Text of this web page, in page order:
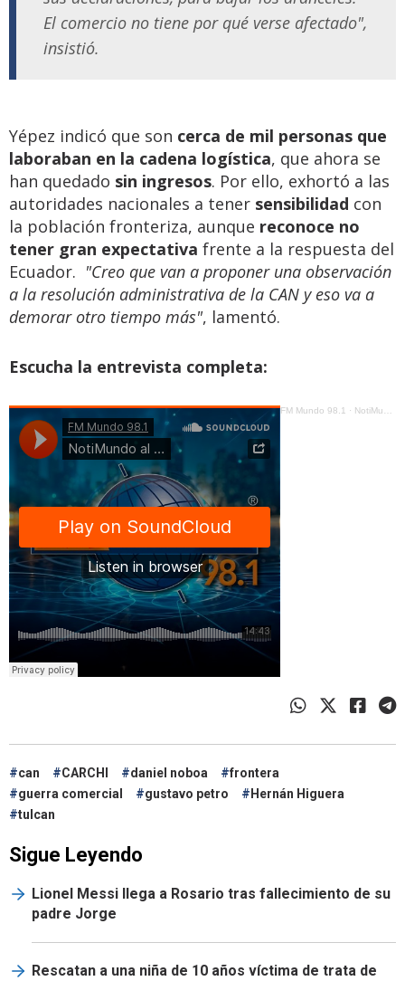
El comercio no tiene por qué verse afectado",
insistió.
Yépez indicó que son cerca de mil personas que
laboraban en la cadena logística, que ahora se
han quedado sin ingresos. Por ello, exhortó a las
autoridades nacionales a tener sensibilidad con
la población fronteriza, aunque reconoce no
tener gran expectativa frente a la respuesta del
Ecuador. "Creo que van a proponer una observación
a la resolución administrativa de la CAN y eso va a
demorar otro tiempo más", lamentó.
Escucha la entrevista completa:
FM Mundo 98.1 · NotiMundo al Día - Miguel Yépez - Vence el plazo de la CAN para Ecuador y Colombia
can CARCHI daniel noboa
frontera
guerra comercial
gustavo petro
Hernán Higuera
tulcan
Sigue Leyendo
Lionel Messi llega a Rosario tras fallecimiento de su
padre Jorge
Rescatan a una niña de 10 años víctima de trata de